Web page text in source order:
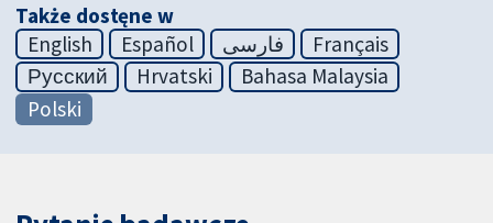
Także dostęne w
English
Español فارسی
Français
Русский
Hrvatski
Bahasa Malaysia
Polski